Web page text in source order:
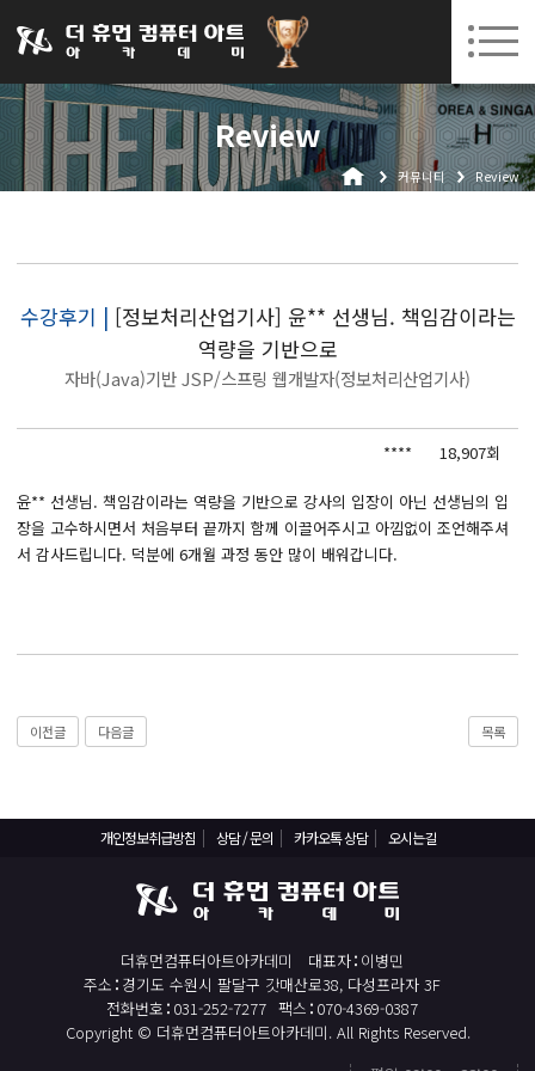
031-252-7277 수원캠퍼스 개강 08. 12.(수)
로그인 회원가입 고객센터
Review
커뮤니티 Review
수강후기 | [정보처리산업기사] 윤** 선생님. 책임감이라는
역량을 기반으로
자바(Java)기반 JSP/스프링 웹개발자(정보처리산업기사)
**** 18,907회
윤** 선생님. 책임감이라는 역량을 기반으로 강사의 입장이 아닌 선생님의 입
장을 고수하시면서 처음부터 끝까지 함께 이끌어주시고 아낌없이 조언해주셔
서 감사드립니다. 덕분에 6개월 과정 동안 많이 배워갑니다.
이전글 다음글 목록
개인정보취급방침 상담 / 문의 카카오톡 상담 오시는길
더휴먼컴퓨터아트아카데미 대표자 이병민
주소 경기도 수원시 팔달구 갓매산로38, 다성프라자 3F
전화번호 031-252-7277 팩스 070-4369-0387
Copyright © 더휴먼컴퓨터아트아카데미. All Rights Reserved.
아카데미소개
인사말
오시는길
BIM 건축설계 및 실내건축설계(캐드(CAD),맥스(MAX),레빗(REVIT))실무자 양성과정
React, Veu 프레임워크 기반 프론트엔드 개발 양성 지원
자바(Java)기반 JSP/스프링 웹개발자(정보처리산업기사)(과정평가형)
전산세무회계 자격취득과정[전산회계1급/전산세무2급/FAT1급/TAT2급]
직업상담사 2급 (필기+실기) 자격증 취득과정
일러스트 자격증 취득과정(GTQi 1급)
전산회계 1급 / FAT 1급 자격증 취득과정
전산세무 2급 / TAT 2급 자격증 취득과정